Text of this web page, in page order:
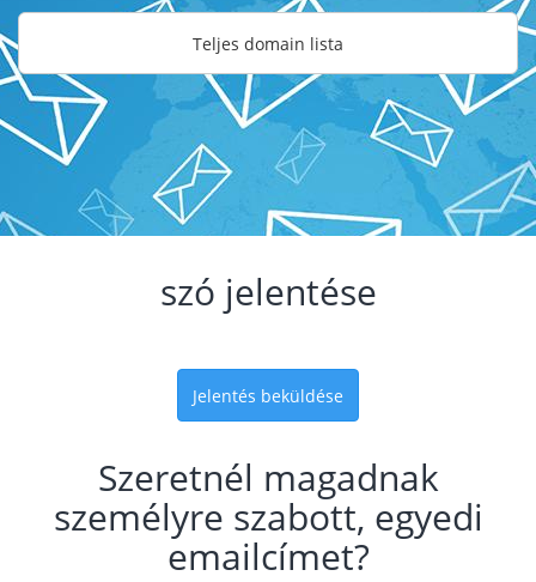
Teljes domain lista
szó jelentése
Jelentés beküldése
Szeretnél magadnak
személyre szabott, egyedi
emailcímet?